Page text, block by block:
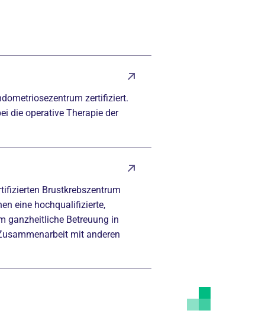
zertifiziert.
die operative Therapie der
Brustkrebszentrum
eine hochqualifizierte,
ganzheitliche Betreuung in
mit anderen